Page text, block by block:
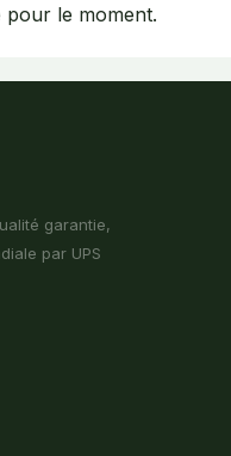
le moment.
garantie,
par UPS